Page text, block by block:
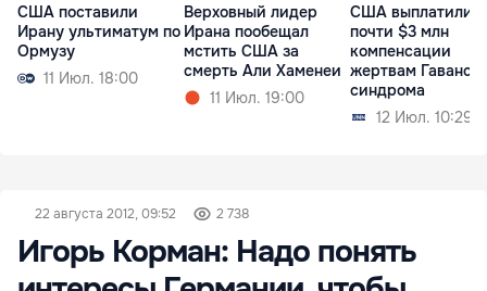
США поставили
Ирану ультиматум по
Ормузу
11 Июл. 18:00
Верховный лидер
Ирана пообещал
мстить США за
смерть Али Хаменеи
11 Июл. 19:00
США выплатили
почти $3 млн
компенсации
жертвам
синдрома
12 Июл. 10:29
22 августа 2012, 09:52 2 738
Игорь Корман: Надо понять